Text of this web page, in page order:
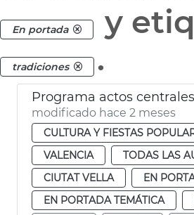
En portada y
tradiciones .
modificado hace 2 meses
CULTURA Y FIESTAS
VALENCIA
TODAS LAS
CIUTAT VELLA
EN
EN PORTADA TEMÁTICA